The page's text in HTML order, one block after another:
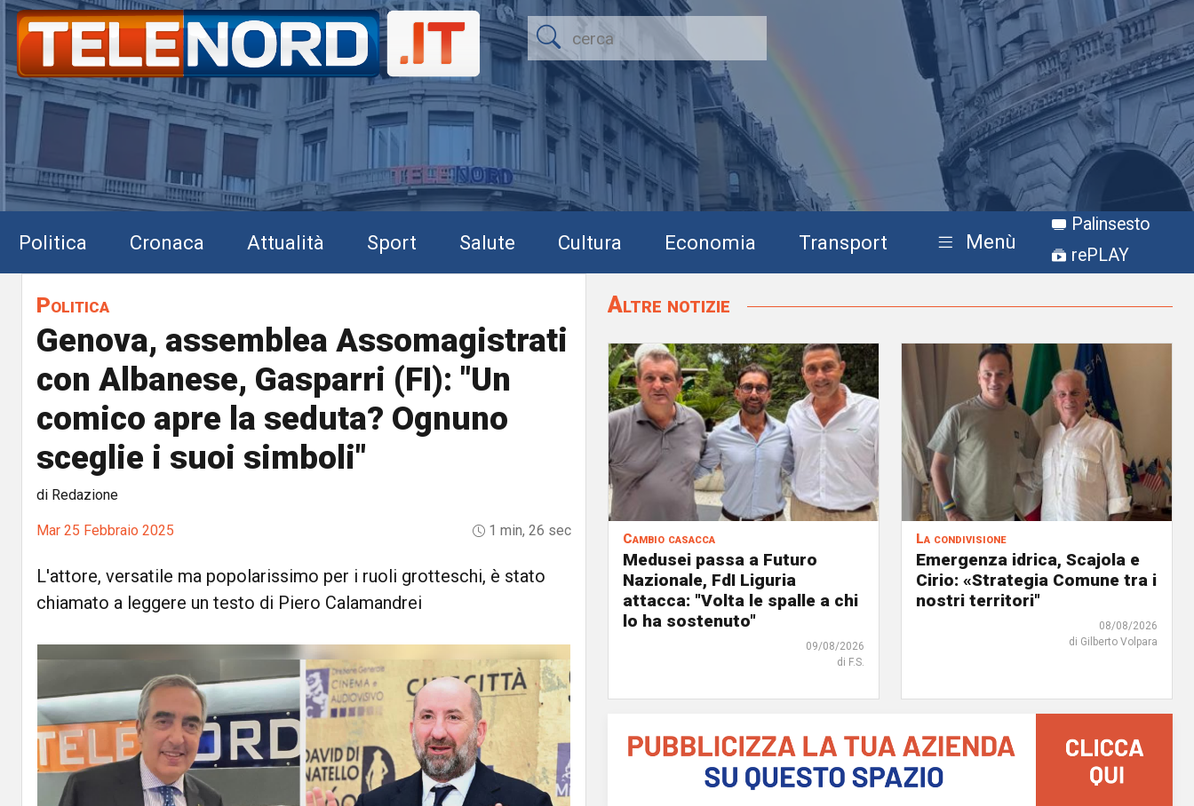
Politica Cronaca Attualità Sport Salute Cultura Economia Transport Menù
Palinsesto
rePLAY
Politica
Genova, assemblea Assomagistrati
con Albanese, Gasparri (FI): "Un
comico apre la seduta? Ognuno
sceglie i suoi simboli"
di Redazione
Mar 25 Febbraio 2025 1 min, 26 sec
L'attore, versatile ma popolarissimo per i ruoli grotteschi, è stato
chiamato a leggere un testo di Piero Calamandrei
Altre notizie
Cambio casacca
Medusei passa a Futuro
Nazionale, FdI Liguria
attacca: "Volta le spalle a chi
lo ha sostenuto"
09/08/2026
di F.S.
La condivisione
Emergenza idrica, Scajola e
Cirio: «Strategia Comune tra i
nostri territori"
08/08/2026
di Gilberto Volpara